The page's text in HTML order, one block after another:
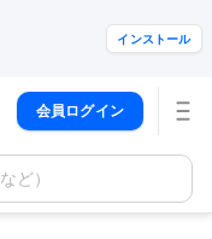
インストール
会員ログイン
ど）